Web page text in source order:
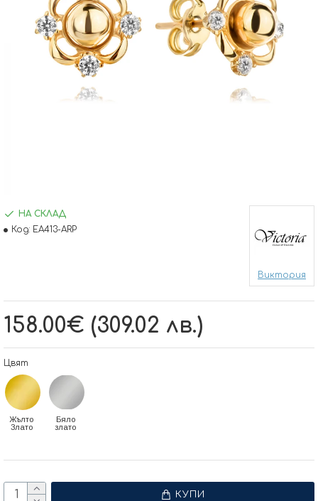
158.00€ (309.02 лв.)
НА СКЛАД
Код: EA413-ARP
Виктория
Цвят
Жълто
Злато
Бяло
злато
КУПИ